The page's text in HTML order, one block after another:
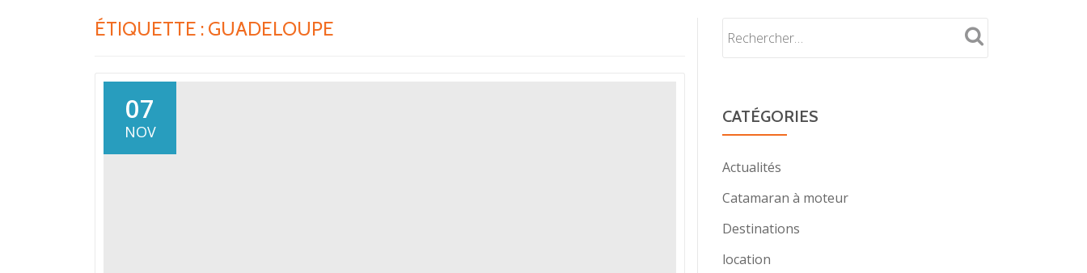
ÉTIQUETTE : GUADELOUPE
07
NOV
CATÉGORIES
Actualités
Catamaran à moteur
Destinations
location